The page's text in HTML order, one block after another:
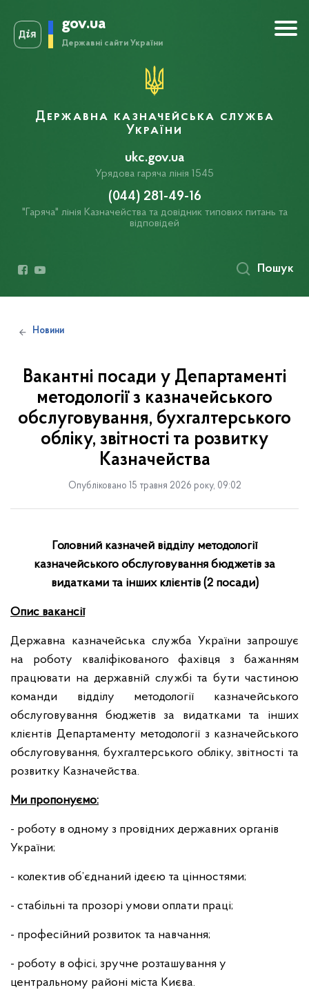
gov.ua
Державні сайти України
ukc.gov.ua
Урядова гаряча лінія 1545
Державна казначейська служба
України
(044) 281-49-16
"Гаряча" лінія Казначейства та довідник типових питань та
відповідей
Пошук
Новини
Вакантні посади у Департаменті
методології з казначейського
обслуговування, бухгалтерського
обліку, звітності та розвитку
Казначейства
Опубліковано 15 травня 2026 року, 09:02
Головний казначей відділу методології
казначейського обслуговування бюджетів за
видатками та інших клієнтів (2 посади)
Опис вакансії
Державна казначейська служба України запрошує
на роботу кваліфікованого фахівця з бажанням
працювати на державній службі та бути частиною
команди відділу методології казначейського
обслуговування бюджетів за видатками та інших
клієнтів Департаменту методології з казначейського
обслуговування, бухгалтерського обліку, звітності та
розвитку Казначейства.
Ми пропонуємо:
- роботу в одному з провідних державних органів
України;
- колектив об’єднаний ідеєю та цінностями;
- стабільні та прозорі умови оплати праці;
- професійний розвиток та навчання;
- роботу в офісі, зручне розташування у
центральному районі міста Києва.